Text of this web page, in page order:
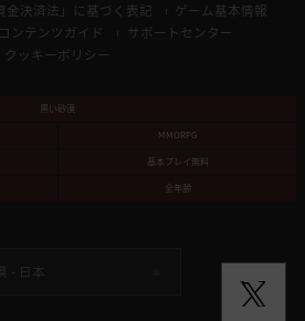
金決済法」に基づく表記
ゲーム基本情報
ンテンツガイド
サポートセンター
クッキーポリシー
黒い砂漠
MMORPG
基本プレイ無料
全年齢
- 日本